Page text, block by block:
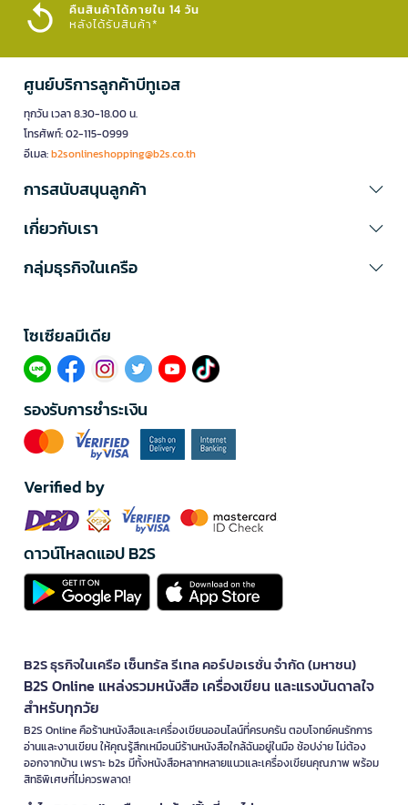
คืนสินค้าได้ภายใน 14 วัน
หลังได้รับสินค้า*
ศูนย์บริการลูกค้าบีทูเอส
ทุกวัน เวลา 8.30-18.00 น.
โทรศัพท์: 02-115-0999
อีเมล:b2sonlineshopping@b2s.co.th
การสนับสนุนลูกค้า
เกี่ยวกับเรา
กลุ่มธุรกิจในเครือ
โซเซียลมีเดีย​
รองรับการชำระเงิน
Verified by
ดาวน์โหลดแอป B2S
B2S ธุรกิจในเครือ เซ็นทรัล รีเทล คอร์ปอเรชั่น จำกัด (มหาชน)
B2S Online แหล่งรวมหนังสือ เครื่องเขียน และแรงบันดาลใจ
สำหรับทุกวัย
B2S Online คือร้านหนังสือและเครื่องเขียนออนไลน์ที่ครบครัน ตอบโจทย์คนรักการ
อ่านและงานเขียน ให้คุณรู้สึกเหมือนมีร้านหนังสือใกล้ฉันอยู่ในมือ ช้อปง่าย ไม่ต้อง
ออกจากบ้าน เพราะ b2s มีทั้งหนังสือหลากหลายแนวและเครื่องเขียนคุณภาพ พร้อม
สิทธิพิเศษที่ไม่ควรพลาด!